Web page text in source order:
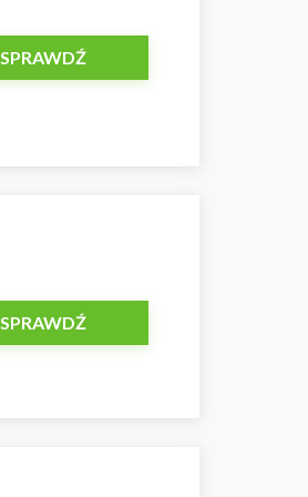
SPRAWDŹ
SPRAWDŹ